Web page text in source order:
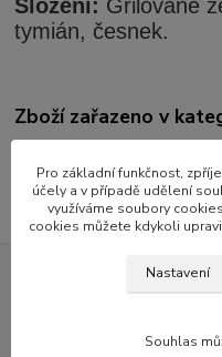
Složení: Grilované
tymián, česnek.
Zboží zařazeno v
Pro základní funkčnost,
účely a v případě udělení
využíváme soubory
cookies můžete kdykoli
Nastavení
Souhlas